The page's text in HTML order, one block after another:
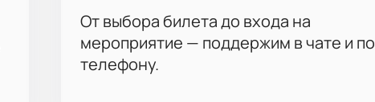
От выбора билета до входа на
мероприятие — поддержим в чате и по
телефону.